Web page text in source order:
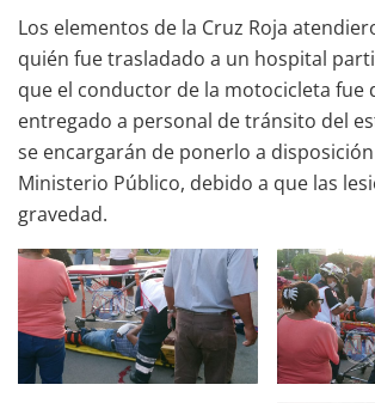
Los elementos de la Cruz Roja
quién fue trasladado a un hospital
que el conductor de la motocicleta fue
entregado a personal de tránsito del
se encargarán de ponerlo a
Ministerio Público, debido a que las
gravedad.